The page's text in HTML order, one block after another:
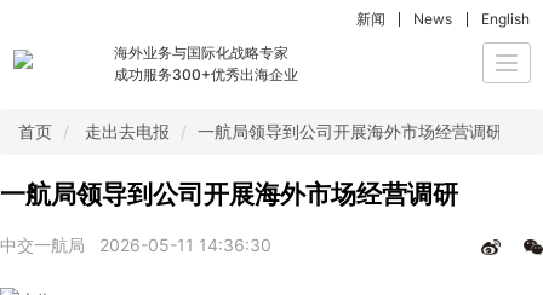
海外业务与国际化战略专家
成功服务300+优秀出海企业
新闻 News English
首页 走出去电报 一航局领导到公司开展海外市场经营调研
一航局领导到公司开展海外市场经营调研
中交一航局 2026-05-11 14:36:30